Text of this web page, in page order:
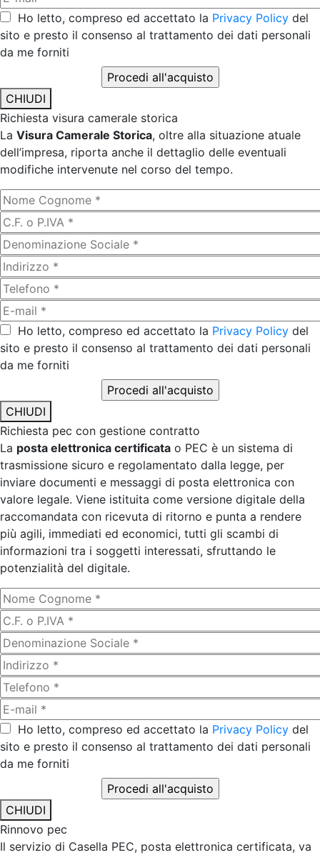
Ho letto, compreso ed accettato la Privacy Policy del
sito e presto il consenso al trattamento dei dati personali
da me forniti
CHIUDI
Richiesta visura camerale storica
La Visura Camerale Storica, oltre alla situazione atuale
dell’impresa, riporta anche il dettaglio delle eventuali
modifiche intervenute nel corso del tempo.
Ho letto, compreso ed accettato la Privacy Policy del
sito e presto il consenso al trattamento dei dati personali
da me forniti
CHIUDI
Richiesta pec con gestione contratto
La posta elettronica certificata o PEC è un sistema di
trasmissione sicuro e regolamentato dalla legge, per
inviare documenti e messaggi di posta elettronica con
valore legale. Viene istituita come versione digitale della
raccomandata con ricevuta di ritorno e punta a rendere
più agili, immediati ed economici, tutti gli scambi di
informazioni tra i soggetti interessati, sfruttando le
potenzialità del digitale.
Ho letto, compreso ed accettato la Privacy Policy del
sito e presto il consenso al trattamento dei dati personali
da me forniti
CHIUDI
Rinnovo pec
Il servizio di Casella PEC, posta elettronica certificata, va